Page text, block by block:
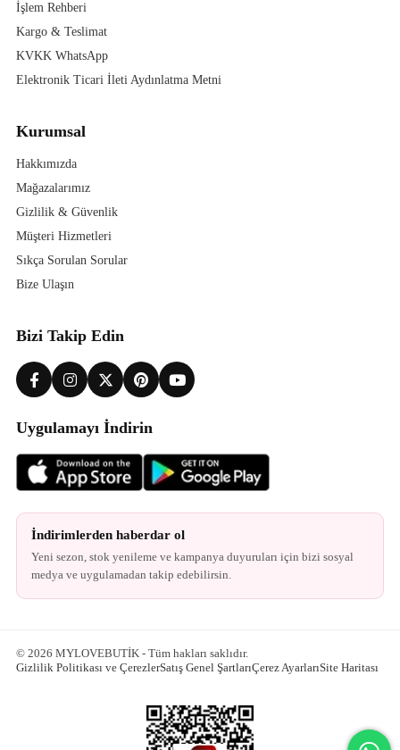
İşlem Rehberi
Kargo & Teslimat
KVKK WhatsApp
Elektronik Ticari İleti Aydınlatma Metni
Kurumsal
Hakkımızda
Mağazalarımız
Gizlilik & Güvenlik
Müşteri Hizmetleri
Sıkça Sorulan Sorular
Bize Ulaşın
Bizi Takip Edin
Uygulamayı İndirin
İndirimlerden haberdar ol
Yeni sezon, stok yenileme ve kampanya duyuruları için bizi sosyal
medya ve uygulamadan takip edebilirsin.
© 2026 MYLOVEBUTİK - Tüm hakları saklıdır.
Gizlilik Politikası ve ÇerezlerSatış Genel ŞartlarıÇerez AyarlarıSite Haritası